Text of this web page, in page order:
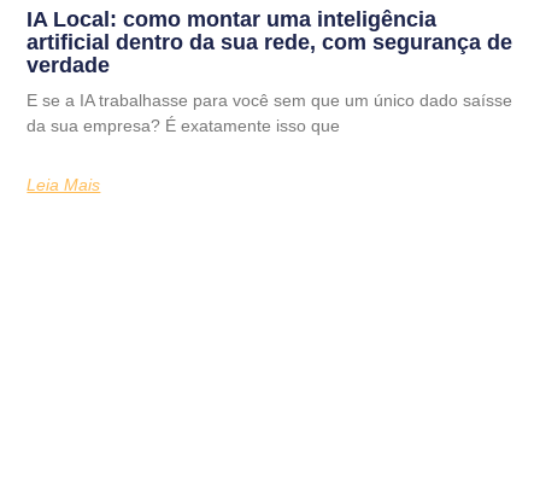
IA Local: como montar uma inteligência
artificial dentro da sua rede, com segurança de
verdade
E se a IA trabalhasse para você sem que um único dado saísse
da sua empresa? É exatamente isso que
Leia Mais